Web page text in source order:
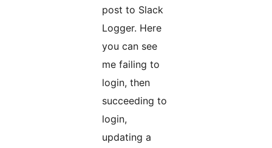
post to Slack
Logger. Here
you can see
me failing to
login, then
succeeding to
login,
updating a